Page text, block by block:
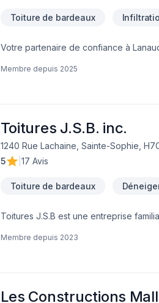
Toiture de bardeaux
Votre partenaire de confiance à
exigences, vos délais et votre vision.
Membre depuis 2025
Toitures J.S.B. inc.
1240 Rue Lachaine, Sainte-Sophie,
5
17 Avis
Toiture de bardeaux
Toitures J.S.B est une entreprise
toitures de membrane
Membre depuis 2023
Les Constructions